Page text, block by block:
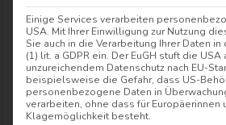
MUNTE –
am Stadtwald in
Das MUNTE – Wellnesshotel
liegt sowohl in der Stadt als
Einige Services verarbeiten
USA. Mit Ihrer Einwilligung zur Nutzung
Sie auch in die Verarbeitung Ihrer Daten
(1) lit. a GDPR ein. Der EuGH stuft die
unzureichendem Datenschutz nach EU-
beispielsweise die Gefahr, dass US-
personenbezogene Daten in
verarbeiten, ohne dass für Europäerinnen
Klagemöglichkeit besteht.